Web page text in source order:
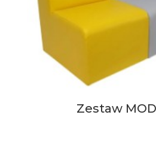
Zestaw